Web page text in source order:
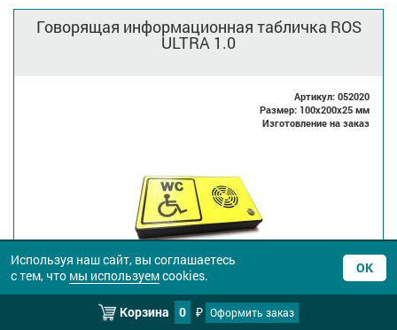
Говорящая информационная табличка ROS
ULTRA 1.0
Артикул: 052020
Размер: 100x200x25 мм
Изготовление на заказ
Оптовая 2 912₽
Корзина 0 ₽ Оформить заказ
Используя наш сайт, вы соглашаетесь
с тем, что мы используемcookies. ОК